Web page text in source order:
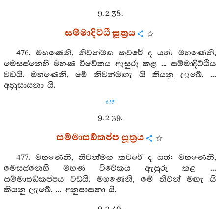
9. 2. 38.
සම්මාදිට්ඨි සූත්‍රය
476. මහණෙනි, නිවන්මඟ කවරේ ද යත්: මහණෙනි,
මෙසස්නෙහි මහණ විවේකය ඇසුරු කළ ... සම්මාදිට්ඨිය
වඩයි. මහණෙනි, මේ නිවන්මඟැ යි කියනු ලැබේ. ...
අනුසාසනා යි.
655
9. 2. 39.
සම්මාසඞ්කප්ප සූත්‍රය
477. මහණෙනි, නිවන්මඟ කවරේ ද යත්: මහණෙනි,
මෙසස්නෙහි මහණ විවේකය ඇසුරු කළ ...
සම්මාසඞ්කප්පය වඩයි. මහණෙනි, මේ නිවන් මඟැ යි
කියනු ලැබේ. ... අනුසාසනා යි.